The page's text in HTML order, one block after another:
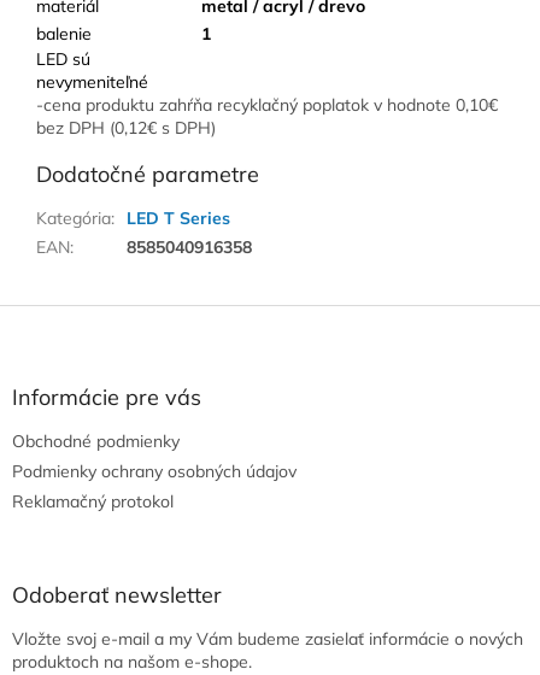
materiál
metal / acryl / drevo
balenie
1
LED sú
nevymeniteľné
-cena produktu zahŕňa recyklačný poplatok v hodnote 0,10€
bez DPH (0,12€ s DPH)
Dodatočné parametre
Kategória:
LED T Series
EAN: 8585040916358
Informácie pre vás
Obchodné podmienky
Podmienky ochrany osobných údajov
Reklamačný protokol
Odoberať newsletter
Vložte svoj e-mail a my Vám budeme zasielať informácie o nových
produktoch na našom e-shope.